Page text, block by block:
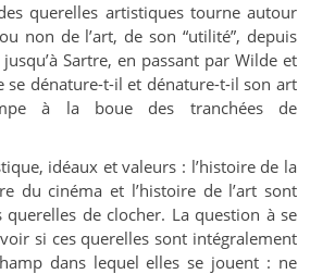
querelles artistiques tourne autour
non de l’art, de son “utilité”, depuis
Sartre, en passant par Wilde et
se dénature-t-il et dénature-t-il son art
à la boue des tranchées de
idéaux et valeurs : l’histoire de la
du cinéma et l’histoire de l’art sont
querelles de clocher. La question à se
si ces querelles sont intégralement
dans lequel elles se jouent : ne